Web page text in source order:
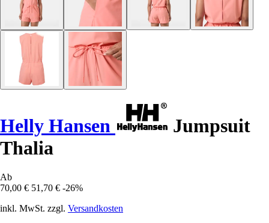
Helly Hansen
Jumpsuit
Thalia
Ab
70,00 € 51,70 € -26%
inkl. MwSt. zzgl. Versandkosten